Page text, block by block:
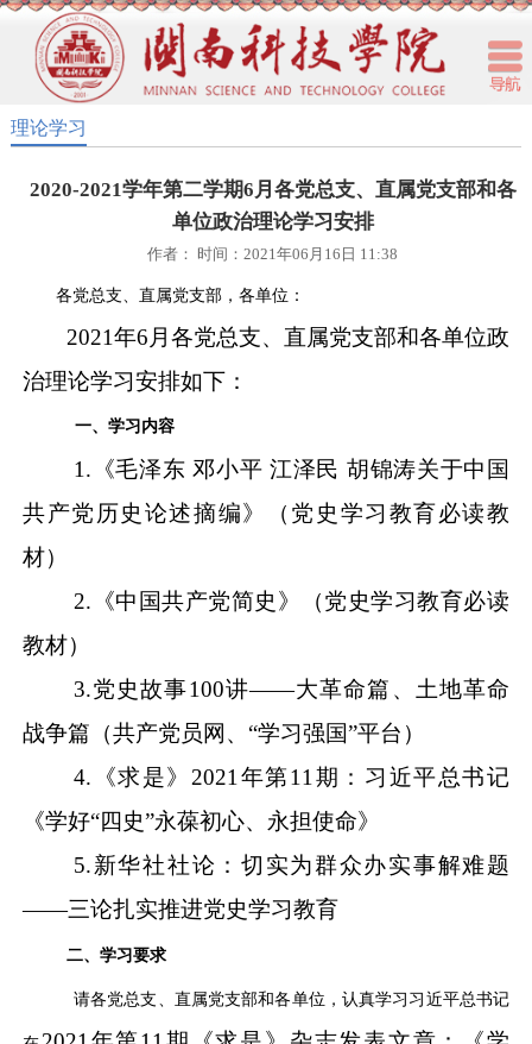
理论学习
2020-2021学年第二学期6月各党总支、直属党支部和各
单位政治理论学习安排
作者： 时间：2021年06月16日 11:38
各党总支、直属党支部，各单位：
2021年6月各党总支、直属党支部和各单位政
治理论学习安排如下：
一、学习内容
1.《毛泽东 邓小平 江泽民 胡锦涛关于中国
共产党历史论述摘编》（党史学习教育必读教
材）
2.《中国共产党简史》（党史学习教育必读
教材）
3.党史故事100讲——大革命篇、土地革命
战争篇（共产党员网、“学习强国”平台）
4.《求是》2021年第11期：习近平总书记
《学好“四史”永葆初心、永担使命》
5.新华社社论：切实为群众办实事解难题
——三论扎实推进党史学习教育
二、学习要求
请各党总支、直属党支部和各单位，认真学习习近平总书记